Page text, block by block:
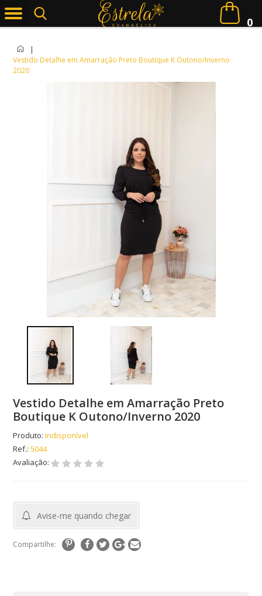
0
|
Vestido Detalhe em Amarração Preto Boutique K Outono/Inverno
2020
Vestido Detalhe em Amarração Preto
Boutique K Outono/Inverno 2020
Produto: Indisponível
Ref.:5044
Avaliação:
Avise-me quando chegar
Compartilhe: